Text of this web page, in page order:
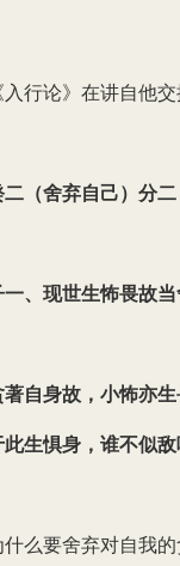
入行论》在讲自他
（舍弃自己）分
、现世生怖畏故当
自身故，小怖亦生
生惧身，谁不似敌
什么要舍弃对自我